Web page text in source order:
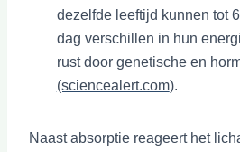
dezelfde leeftijd kunnen tot
dag verschillen in hun
rust door genetische en
(sciencealert.com).
Naast absorptie reageert het